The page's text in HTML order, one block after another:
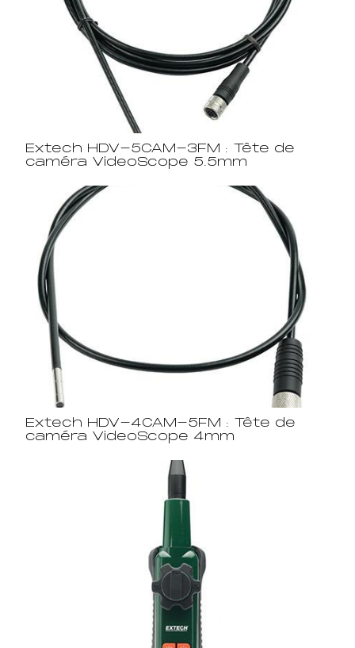
Extech HDV-5CAM-3FM : Tête de
caméra VideoScope 5.5mm
Extech HDV-4CAM-5FM : Tête de
caméra VideoScope 4mm